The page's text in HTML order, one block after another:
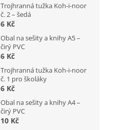
Trojhranná tužka Koh-i-noor
č. 2 – šedá
6 Kč
Obal na sešity a knihy A5 –
čirý PVC
6 Kč
Trojhranná tužka Koh-i-noor
č. 1 pro školáky
6 Kč
Obal na sešity a knihy A4 –
čirý PVC
10 Kč